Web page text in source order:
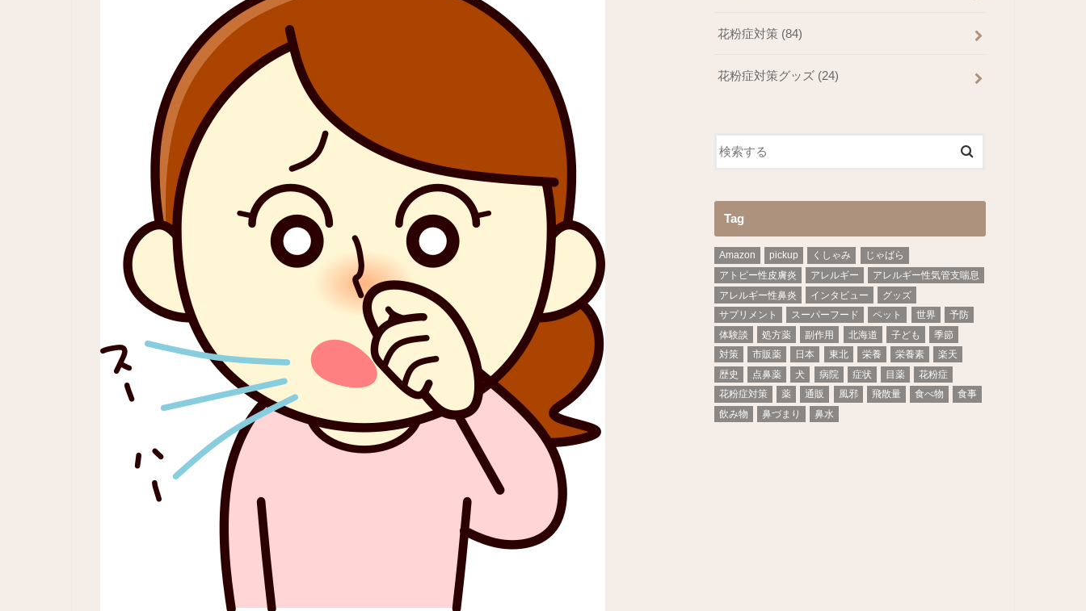
花粉症対策 (84)
花粉症対策グッズ (24)
Tag
Amazon pickup くしゃみ
じゃばら
アトピー性皮膚炎
アレルギー
アレルギー性気管支喘息
アレルギー性鼻炎
インタビュー
グッズ
サプリメント
スーパーフード ペット 世界
予防
体験談
処方薬 副作用 北海道 子ども
季節
対策
市販薬 日本 東北 栄養 栄養素
楽天
歴史
点鼻薬 犬 病院 症状 目薬
花粉症
花粉症対策
薬 通販 風邪 飛散量 食べ物
食事
飲み物
鼻づまり 鼻水